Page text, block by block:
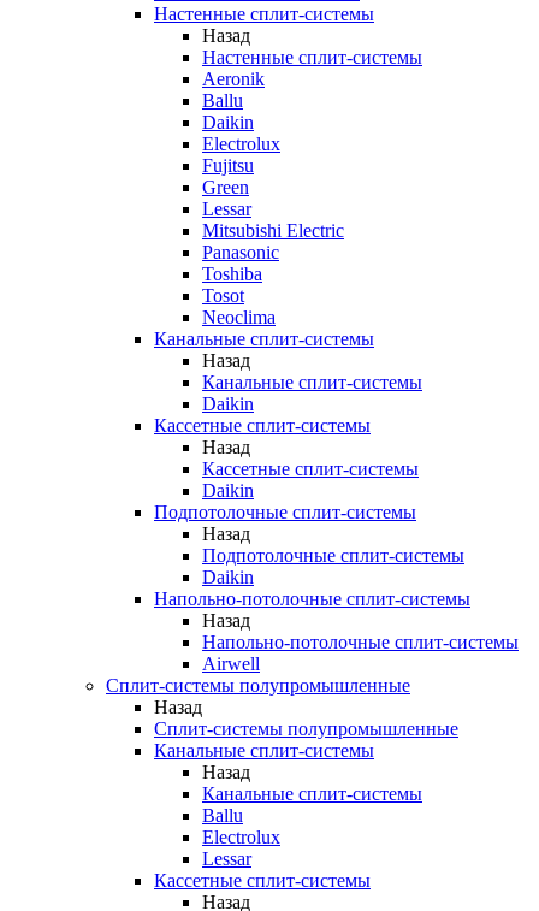
Настенные сплит-системы
Назад
Настенные сплит-системы
Aeronik
Ballu
Daikin
Electrolux
Fujitsu
Green
Lessar
Mitsubishi Electric
Panasonic
Toshiba
Tosot
Neoclima
Канальные сплит-системы
Назад
Канальные сплит-системы
Daikin
Кассетные сплит-системы
Назад
Кассетные сплит-системы
Daikin
Подпотолочные сплит-системы
Назад
Подпотолочные сплит-системы
Daikin
Напольно-потолочные сплит-системы
Назад
Напольно-потолочные сплит-системы
Airwell
Сплит-системы полупромышленные
Назад
Сплит-системы полупромышленные
Канальные сплит-системы
Назад
Канальные сплит-системы
Ballu
Electrolux
Lessar
Кассетные сплит-системы
Назад